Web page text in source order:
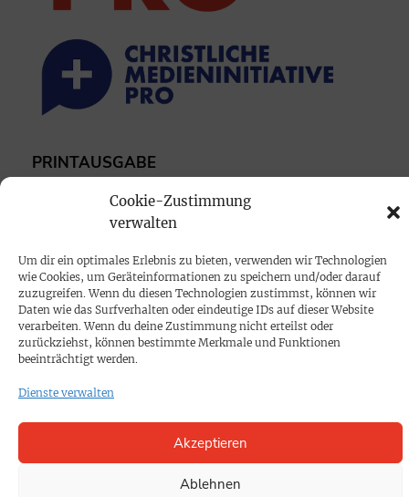
Cookie-Zustimmung
verwalten
Um dir ein optimales Erlebnis zu bieten, verwenden wir Technologien
wie Cookies, um Geräteinformationen zu speichern und/oder darauf
zuzugreifen. Wenn du diesen Technologien zustimmst, können wir
Daten wie das Surfverhalten oder eindeutige IDs auf dieser Website
verarbeiten. Wenn du deine Zustimmung nicht erteilst oder
zurückziehst, können bestimmte Merkmale und Funktionen
beeinträchtigt werden.
Dienste verwalten
Akzeptieren
Ablehnen
PRINTAUSGABE
Mediadaten
Impressum
SPENDEN
Datenschutz